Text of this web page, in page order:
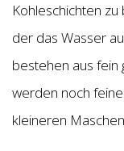
Kohleschichten
der das Wasser
bestehen aus fein
werden noch
kleineren